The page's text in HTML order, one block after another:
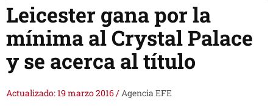
Leicester gana por la
mínima al Crystal Palace
y se acerca al título
Actualizado: 19 marzo 2016/Agencia EFE